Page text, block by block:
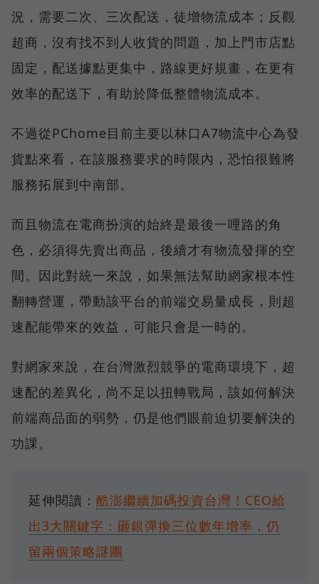
況，需要二次、三次配送，徒增物流成本；反觀
超商，沒有找不到人收貨的問題，加上門市店點
固定，配送據點更集中，路線更好規畫，在更有
效率的配送下，有助於降低整體物流成本。
不過從PChome目前主要以林口A7物流中心為發
貨點來看，在該服務要求的時限內，恐怕很難將
服務拓展到中南部。
而且物流在電商扮演的始終是最後一哩路的角
色，必須得先賣出商品，後續才有物流發揮的空
間。因此對統一來說，如果無法幫助網家根本性
翻轉營運，帶動該平台的前端交易量成長，則超
速配能帶來的效益，可能只會是一時的。
對網家來說，在台灣激烈競爭的電商環境下，超
速配的差異化，尚不足以扭轉戰局，該如何解決
前端商品面的弱勢，仍是他們眼前迫切要解決的
功課。
延伸閱讀： 酷澎繼續加碼投資台灣！CEO給
出3大關鍵字：砸銀彈換三位數年增率，仍
留兩個策略謎團